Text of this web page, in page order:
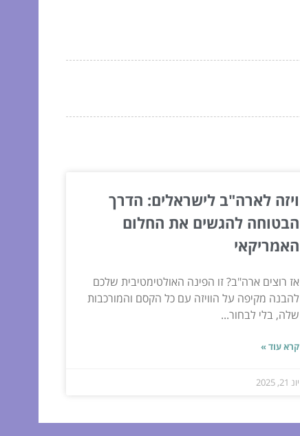
ויזה לארה"ב לישראלים: הדרך
הבטוחה להגשים את החלום
האמריקאי
אז רוצים ארה"ב? זו הפינה האולטימטיבית שלכם
להבנה מקיפה על הוויזה עם כל הקסם והמורכבות
שלה, בלי לבחור...
קרא עוד »
יונ 21, 2025